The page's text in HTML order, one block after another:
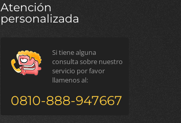
Atención
personalizada
Si tiene alguna
consulta sobre nuestro
servicio por favor
llamenos al:
0810-888-947667